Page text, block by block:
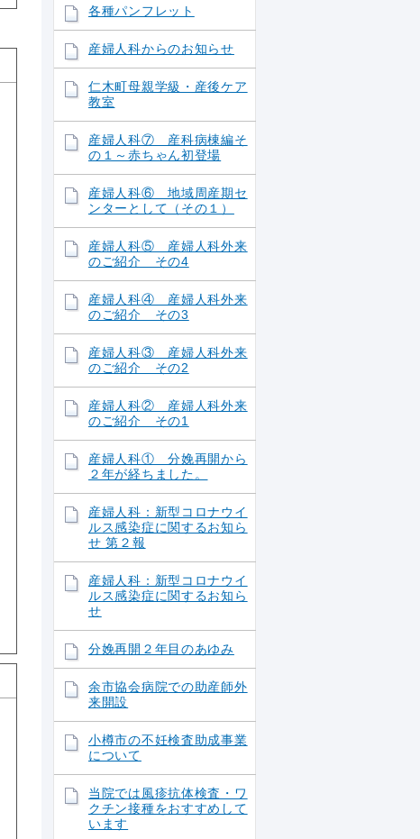
各種パンフレット
産婦人科からのお知らせ
仁木町母親学級・産後ケア
教室
産婦人科⑦ 産科病棟編そ
の１～赤ちゃん初登場
産婦人科⑥ 地域周産期セ
ンターとして（その１）
産婦人科⑤ 産婦人科外来
のご紹介 その4
産婦人科④ 産婦人科外来
のご紹介 その3
産婦人科③ 産婦人科外来
のご紹介 その2
産婦人科② 産婦人科外来
のご紹介 その1
産婦人科① 分娩再開から
２年が経ちました。
産婦人科：新型コロナウイ
ルス感染症に関するお知ら
せ 第２報
産婦人科：新型コロナウイ
ルス感染症に関するお知ら
せ
分娩再開２年目のあゆみ
余市協会病院での助産師外
来開設
小樽市の不妊検査助成事業
について
当院では風疹抗体検査・ワ
クチン接種をおすすめして
います